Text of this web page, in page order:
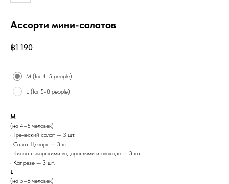
Ассорти мини-салатов
฿1 190
M (for 4-5 people)
L (for 5-8 people)
M
(на 4–5 человек)
• Греческий салат — 3 шт.
• Салат Цезарь — 3 шт.
• Киноа с морскими водорослями и авокадо — 3 шт.
• Капрезе — 3 шт.
L
(на 5–8 человек)